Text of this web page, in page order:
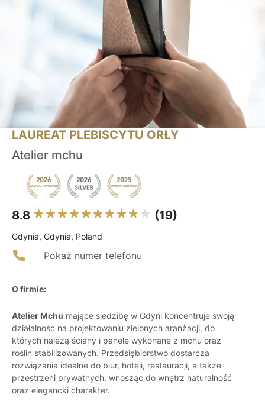
LAUREAT PLEBISCYTU ORŁY
Atelier mchu
8.8 (19)
Gdynia, Gdynia, Poland
Pokaż numer telefonu
O firmie:
Atelier Mchu mające siedzibę w Gdyni koncentruje swoją
działalność na projektowaniu zielonych aranżacji, do
których należą ściany i panele wykonane z mchu oraz
roślin stabilizowanych. Przedsiębiorstwo dostarcza
rozwiązania idealne do biur, hoteli, restauracji, a także
przestrzeni prywatnych, wnosząc do wnętrz naturalność
oraz elegancki charakter.